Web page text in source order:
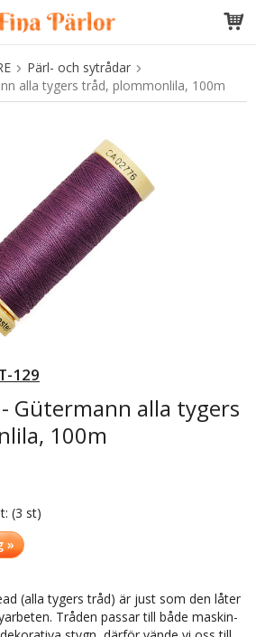
har blivit tillagd i varukorgen
Pärl- och sytrådar
alla tygers tråd, plommonlila, 100m
129
Gütermann alla tygers
100m
(3 st)
»
(alla tygers tråd) är just som den låter
Tråden passar till både maskin-